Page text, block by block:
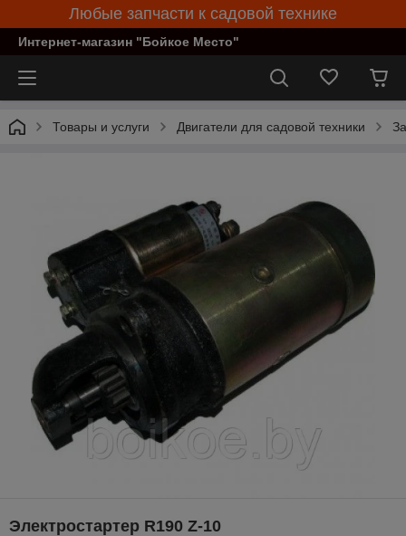
Любые запчасти к садовой технике
Интернет-магазин "Бойкое Место"
Товары и услуги Двигатели для садовой техники
Электростартер R190 Z-10